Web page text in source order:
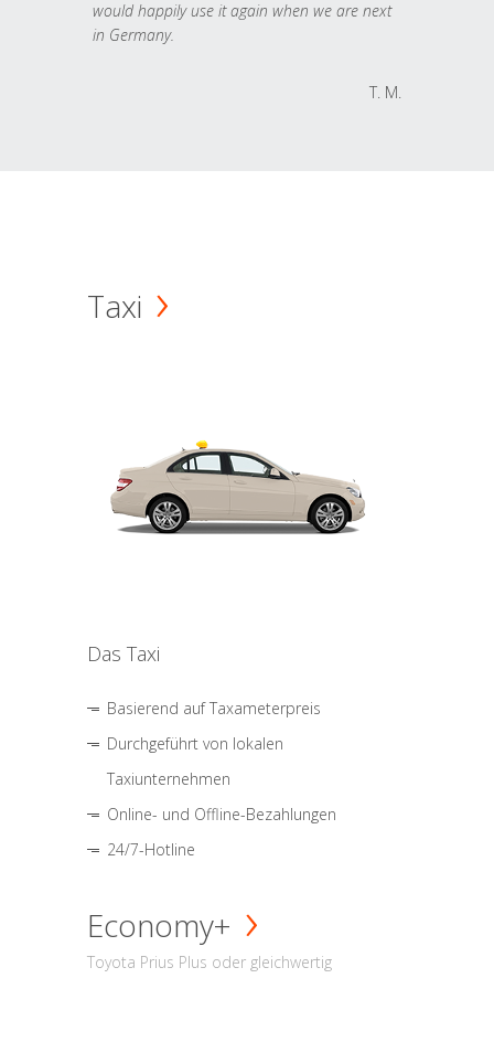
would happily use it again when we are next
in Germany.
T. M.
Taxi
Das Taxi
Basierend auf Taxameterpreis
Durchgeführt von lokalen
Taxiunternehmen
Online- und Offline-Bezahlungen
24/7-Hotline
Economy+
Toyota Prius Plus oder gleichwertig